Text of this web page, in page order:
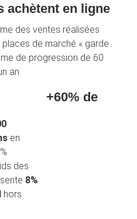
achètent en ligne
en
des
8%
hors
des ventes réalisées
places de marché « garde
de progression de 60
an
+60% de